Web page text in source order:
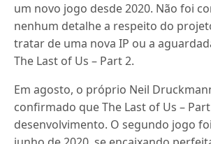
um novo jogo desde 2020. Não foi
nenhum detalhe a respeito do
tratar de uma nova IP ou a
The Last of Us – Part 2.
Em agosto, o próprio Neil
confirmado que The Last of Us –
desenvolvimento. O segundo jogo